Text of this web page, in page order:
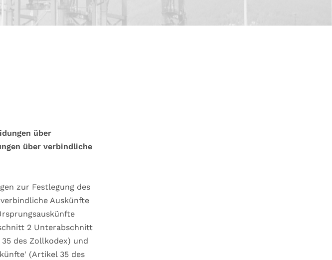
über
über verbindliche
zur Festlegung des
Auskünfte
2 Unterabschnitt
des Zollkodex) und
(Artikel 35 des